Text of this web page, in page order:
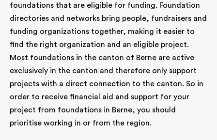
foundations that are eligible for funding. Foundation
directories and networks bring people, fundraisers and
funding organizations together, making it easier to
find the right organization and an eligible project.
Most foundations in the canton of Berne are active
exclusively in the canton and therefore only support
projects with a direct connection to the canton. So in
order to receive financial aid and support for your
project from foundations in Berne, you should
prioritise working in or from the region.